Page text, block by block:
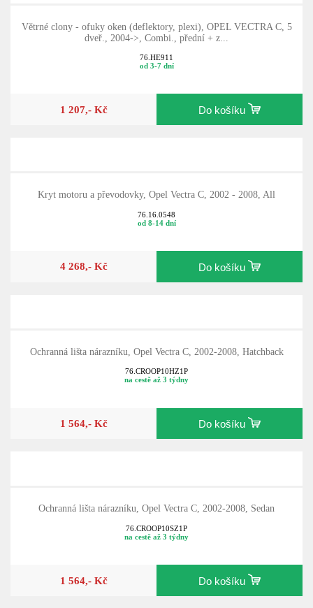
Větrné clony - ofuky oken (deflektory, plexi), OPEL VECTRA C, 5
dveř., 2004->, Combi., přední + z...
76.HE911
od 3-7 dní
1 207,- Kč Do košíku
Kryt motoru a převodovky, Opel Vectra C, 2002 - 2008, All
76.16.0548
od 8-14 dní
4 268,- Kč Do košíku
Ochranná lišta nárazníku, Opel Vectra C, 2002-2008, Hatchback
76.CROOP10HZ1P
na cestě až 3 týdny
1 564,- Kč Do košíku
Ochranná lišta nárazníku, Opel Vectra C, 2002-2008, Sedan
76.CROOP10SZ1P
na cestě až 3 týdny
1 564,- Kč Do košíku